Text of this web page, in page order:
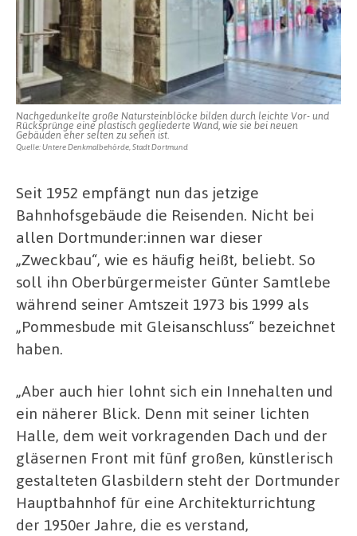
Nachgedunkelte große Natursteinblöcke bilden durch leichte Vor- und
Rücksprünge eine plastisch gegliederte Wand, wie sie bei neuen
Gebäuden eher selten zu sehen ist.
Quelle: Untere Denkmalbehörde, Stadt Dortmund
Seit 1952 empfängt nun das jetzige
Bahnhofsgebäude die Reisenden. Nicht bei
allen Dortmunder:innen war dieser
„Zweckbau“, wie es häufig heißt, beliebt. So
soll ihn Oberbürgermeister Günter Samtlebe
während seiner Amtszeit 1973 bis 1999 als
„Pommesbude mit Gleisanschluss“ bezeichnet
haben.
„Aber auch hier lohnt sich ein Innehalten und
ein näherer Blick. Denn mit seiner lichten
Halle, dem weit vorkragenden Dach und der
gläsernen Front mit fünf großen, künstlerisch
gestalteten Glasbildern steht der Dortmunder
Hauptbahnhof für eine Architekturrichtung
der 1950er Jahre, die es verstand,